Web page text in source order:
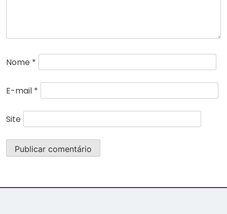
Nome *
E-mail *
Site